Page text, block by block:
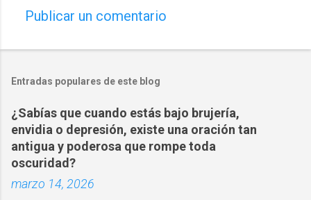
o
e
n
t
a
r
i
Publicar un comentario
Entradas populares de este blog
¿Sabías que cuando estás bajo brujería,
envidia o depresión, existe una oración tan
antigua y poderosa que rompe toda
oscuridad?
marzo 14, 2026